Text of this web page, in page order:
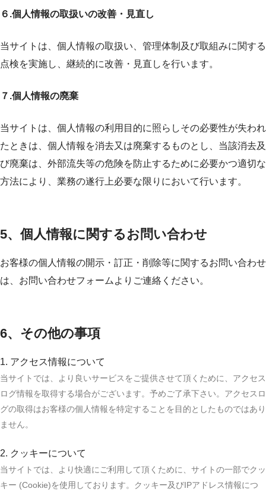
６.個人情報の取扱いの改善・見直し
当サイトは、個人情報の取扱い、管理体制及び取組みに関する
点検を実施し、継続的に改善・見直しを行います。
７.個人情報の廃棄
当サイトは、個人情報の利用目的に照らしその必要性が失われ
たときは、個人情報を消去又は廃棄するものとし、当該消去及
び廃棄は、外部流失等の危険を防止するために必要かつ適切な
方法により、業務の遂行上必要な限りにおいて行います。
5、個人情報に関するお問い合わせ
お客様の個人情報の開示・訂正・削除等に関するお問い合わせ
は、お問い合わせフォームよりご連絡ください。
6、その他の事項
1. アクセス情報について
当サイトでは、より良いサービスをご提供させて頂くために、アクセス
ログ情報を取得する場合がございます。予めご了承下さい。アクセスロ
グの取得はお客様の個人情報を特定することを目的としたものではあり
ません。
2. クッキーについて
当サイトでは、より快適にご利用して頂くために、サイトの一部でクッ
キー (Cookie)を使用しております。クッキー及びIPアドレス情報につ